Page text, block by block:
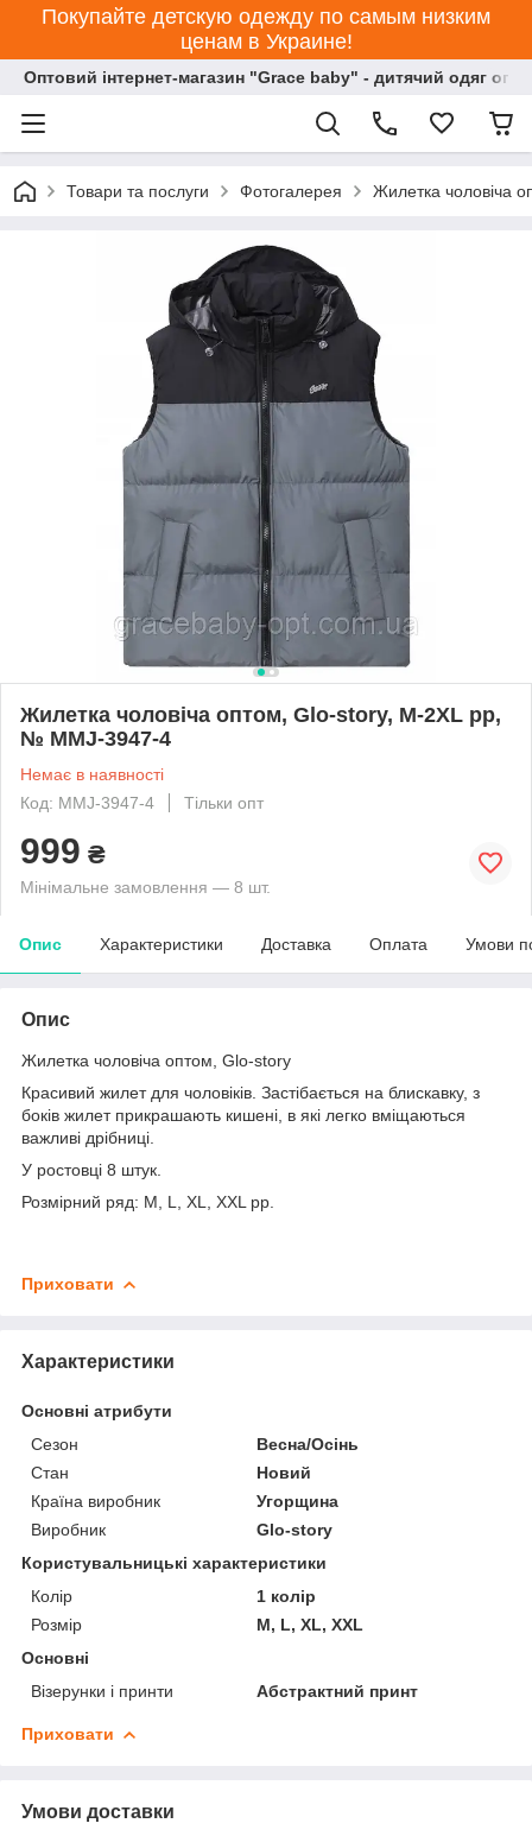
Покупайте детскую одежду по самым низким
ценам в Украине!
Оптовий інтернет-магазин "Grace baby" - дитячий одяг
Товари та послуги Фотогалерея Жилетка чоловіча
Жилетка чоловіча оптом, Glo-story, M-2XL рр,
№ MMJ-3947-4
Немає в наявності
Код: MMJ-3947-4
Тільки опт
999 ₴
Мінімальне замовлення — 8 шт.
Опис Характеристики Доставка Оплата Умови
Опис
Жилетка чоловіча оптом, Glo-story
Красивий жилет для чоловіків. Застібається на блискавку, з
боків жилет прикрашають кишені, в які легко вміщаються
важливі дрібниці.
У ростовці 8 штук.
Розмірний ряд: M, L, XL, XXL рр.
Приховати
Характеристики
Основні атрибути
Сезон
Весна/Осінь
Стан
Новий
Країна виробник
Угорщина
Виробник
Glo-story
Користувальницькі характеристики
Колір
1 колір
Розмір
M, L, XL, ХХL
Основні
Візерунки і принти
Абстрактний принт
Приховати
Умови доставки